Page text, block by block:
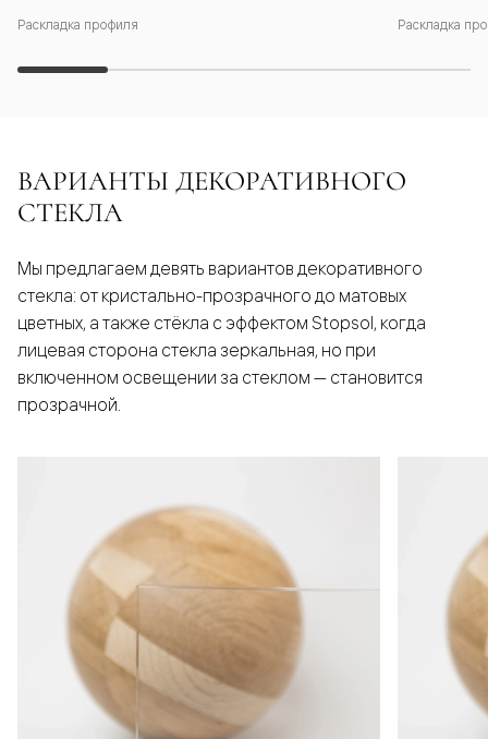
Раскладка профиля Раскладка
ВАРИАНТЫ ДЕКОРАТИВНОГО
СТЕКЛА
Мы предлагаем девять вариантов декоративного
стекла: от кристально-прозрачного до матовых
цветных, а также стёкла с эффектом Stopsol, когда
лицевая сторона стекла зеркальная, но при
включенном освещении за стеклом — становится
прозрачной.